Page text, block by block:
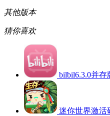
其他版本
猜你喜欢
bilbil6.3.0并存
迷你世界激活